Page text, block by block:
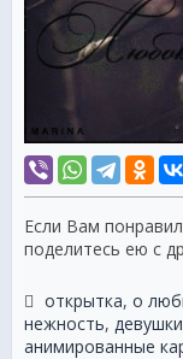
Если Вам
поделитесь ею с
открытка, о
нежность, девушки
анимированные